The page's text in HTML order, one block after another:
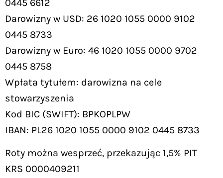
0445 6612
Darowizny w USD: 26 1020 1055 0000 9102
0445 8733
Darowizny w Euro: 46 1020 1055 0000 9702
0445 8758
Wpłata tytułem: darowizna na cele
stowarzyszenia
Kod BIC (SWIFT): BPKOPLPW
IBAN: PL26 1020 1055 0000 9102 0445 8733
Roty można wesprzeć, przekazując 1,5% PIT
KRS 0000409211